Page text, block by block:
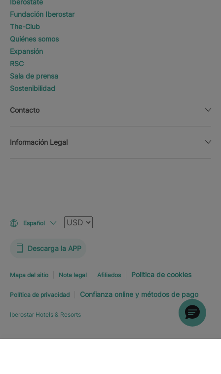
Fundación Iberostar
The-Club
Quiénes somos
Expansión
RSC
Sala de prensa
Sostenibilidad
Contacto
Información Legal
Español Moneda
Descarga la APP
Mapa del sitio Nota legal Afiliados Politica de cookies
Política de privacidad Confianza online y métodos de pago
Iberostar Hotels & Resorts